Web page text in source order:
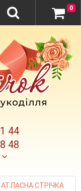
44
48
0
АТЛАСНА СТРІЧКА